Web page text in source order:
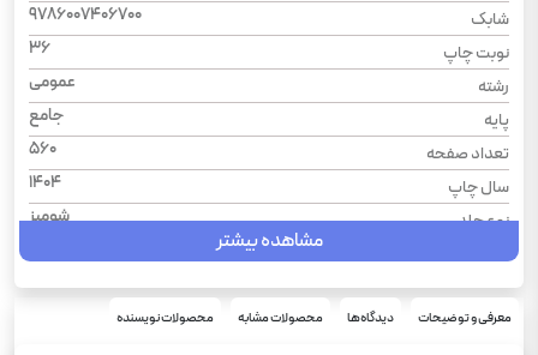
شابک
9786007406700
نوبت چاپ
36
رشته
عمومی
پایه
جامع
تعداد صفحه
560
سال چاپ
1404
نوع جلد
شومیز
کتاب موفقیت در آزمون های استخدامی
قطع
وزیری
درس
مشاهده بیشتر
معرفی و توضیحات دیدگاه‌ها محصولات مشابه محصولات نویسنده